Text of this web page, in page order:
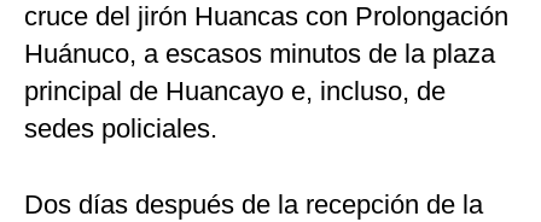
cruce del jirón Huancas con Prolongación
Huánuco, a escasos minutos de la plaza
principal de Huancayo e, incluso, de
sedes policiales.
Dos días después de la recepción de la